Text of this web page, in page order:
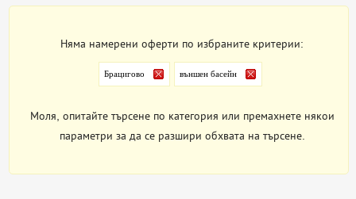
Няма намерени оферти по избраните критерии:
Брацигово външен басейн
Моля, опитайте търсене по категория или премахнете някои
параметри за да се разшири обхвата на търсене.